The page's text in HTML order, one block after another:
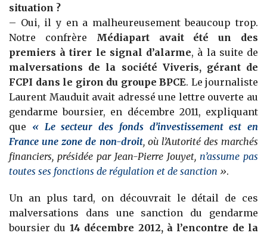
situation ?
– Oui, il y en a malheureusement beaucoup trop.
Notre confrère Médiapart avait été un des
premiers à tirer le signal d’alarme, à la suite de
malversations de la société Viveris, gérant de
FCPI dans le giron du groupe BPCE. Le journaliste
Laurent Mauduit avait adressé une lettre ouverte au
gendarme boursier, en décembre 2011, expliquant
que « Le secteur des fonds d’investissement est en
France une zone de non-droit, où l’Autorité des marchés
financiers, présidée par Jean-Pierre Jouyet, n’assume pas
toutes ses fonctions de régulation et de sanction ».
Un an plus tard, on découvrait le détail de ces
malversations dans une sanction du gendarme
boursier du 14 décembre 2012, à l’encontre de la